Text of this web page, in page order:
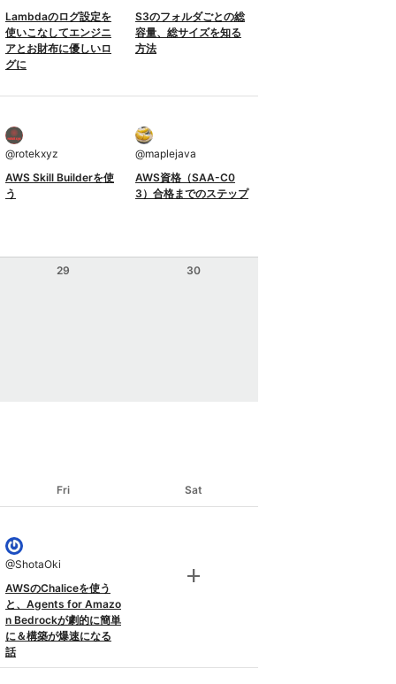
Lambdaのログ設定を
使いこなしてエンジニ
アとお財布に優しいロ
グに
S3のフォルダごとの総
容量、総サイズを知る
方法
@rotekxyz
AWS Skill Builderを使
う
@maplejava
AWS資格（SAA-C0
3）合格までのステップ
29 30
Fri Sat
@ShotaOki
AWSのChaliceを使う
と、Agents for Amazo
n Bedrockが劇的に簡単
に＆構築が爆速になる
話
add